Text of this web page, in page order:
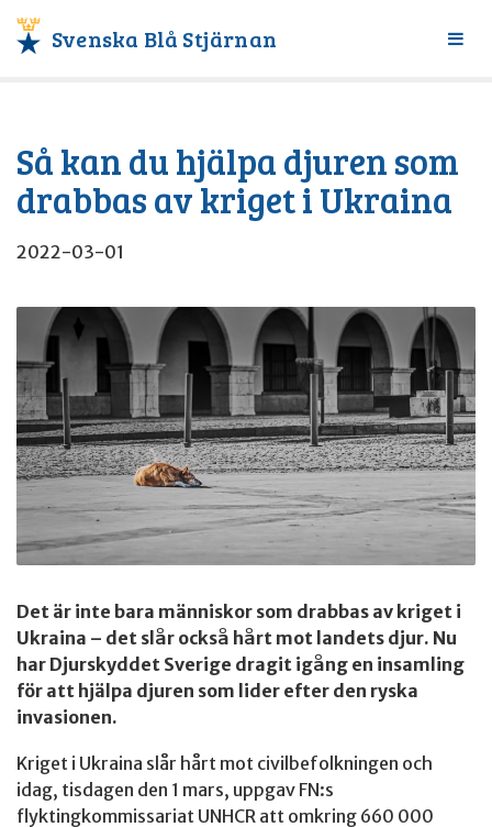
Svenska Blå Stjärnan
Växla
Så kan du hjälpa djuren som
drabbas av kriget i Ukraina
2022-03-01
Det är inte bara människor som drabbas av kriget i
Ukraina – det slår också hårt mot landets djur. Nu
har Djurskyddet Sverige dragit igång en insamling
för att hjälpa djuren som lider efter den ryska
invasionen.
Kriget i Ukraina slår hårt mot civilbefolkningen och
idag, tisdagen den 1 mars, uppgav FN:s
flyktingkommissariat UNHCR att omkring 660 000